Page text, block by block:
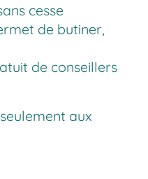
cesse
de butiner,
de conseillers
aux